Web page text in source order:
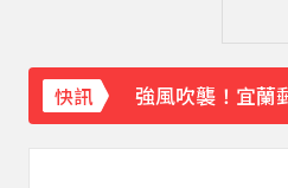
快訊
強風吹襲！宜蘭